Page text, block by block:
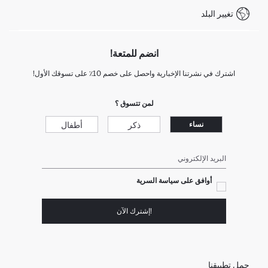
تغيير البلد
انضم للمتعة!
اشترك في نشرتنا الإخبارية واحصل على خصم 10٪ على تسوقك الأول!
لمن تتسوق ؟
نساء ذكر أطفال
البريد الإلكتروني
أوافق على سياسة السرية
!إشترك الآن
حمل تطبيقنا